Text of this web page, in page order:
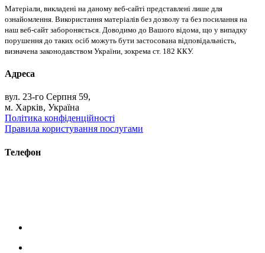
Матеріали, викладені на даному веб-сайті представлені лише для
ознайомлення. Використання матеріалів без дозволу та без посилання на
наш веб-сайт забороняється. Доводимо до Вашого відома, що у випадку
порушення до таких осіб можуть бути застосована відповідальність,
визначена законодавством України, зокрема ст. 182 ККУ.
Адреса
вул. 23-го Серпня 59,
м. Харків, Україна
Політика конфіденційності
Правила користування послугами
Телефон